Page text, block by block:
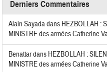
Derniers Commentaires
Alain Sayadadans HEZBOLLAH :
MINISTRE des armées Catherine
Benattardans HEZBOLLAH :
MINISTRE des armées Catherine